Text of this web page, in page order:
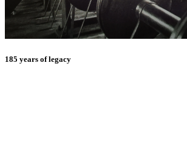
185 years of legacy